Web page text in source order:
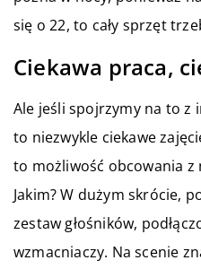
się o 22, to cały sprzęt
Ciekawa praca,
Ale jeśli spojrzymy na to z
to niezwykle ciekawe
to możliwość obcowania
Jakim? W dużym skrócie,
zestaw głośników,
wzmacniaczy. Na scenie